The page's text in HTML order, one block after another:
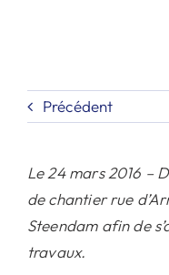
Précédent
Le 24 mars 2016 –
de chantier rue
Steendam afin de
travaux.